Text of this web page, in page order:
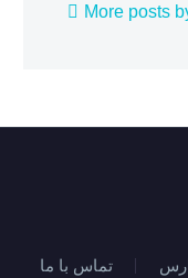
More posts
تماس با ما